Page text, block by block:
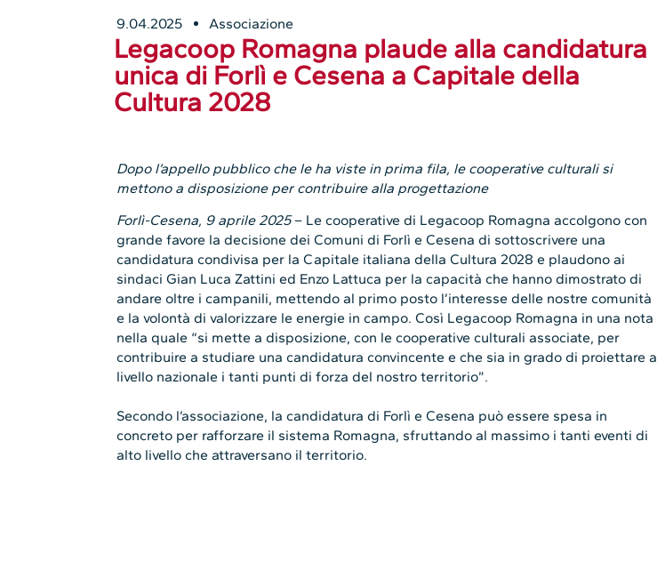
9.04.2025 Associazione
Legacoop Romagna plaude alla candidatura
unica di Forlì e Cesena a Capitale della
Cultura 2028
Dopo l’appello pubblico che le ha viste in prima fila, le cooperative culturali si
mettono a disposizione per contribuire alla progettazione
Forlì-Cesena, 9 aprile 2025– Le cooperative di Legacoop Romagna accolgono con
grande favore la decisione dei Comuni di Forlì e Cesena di sottoscrivere una
candidatura condivisa per la Capitale italiana della Cultura 2028 e plaudono ai
sindaci Gian Luca Zattini ed Enzo Lattuca per la capacità che hanno dimostrato di
andare oltre i campanili, mettendo al primo posto l’interesse delle nostre comunità
e la volontà di valorizzare le energie in campo. Così Legacoop Romagna in una nota
nella quale “si mette a disposizione, con le cooperative culturali associate, per
contribuire a studiare una candidatura convincente e che sia in grado di proiettare a
livello nazionale i tanti punti di forza del nostro territorio”.
Secondo l’associazione, la candidatura di Forlì e Cesena può essere spesa in
concreto per rafforzare il sistema Romagna, sfruttando al massimo i tanti eventi di
alto livello che attraversano il territorio.